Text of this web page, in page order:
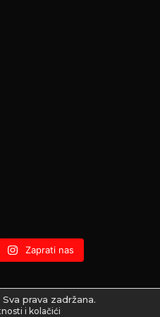
Zaprati nas
prava zadržana.
i kolačići